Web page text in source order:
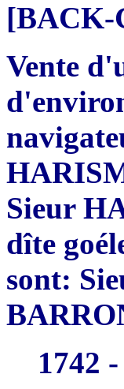
[BACK-
Vente
Sieur
dîte
sont:
1742